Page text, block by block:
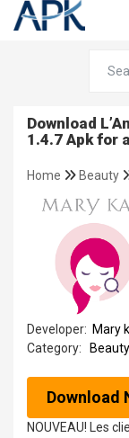
Download
1.4.7 Apk for
Home Beauty
Developer: Mary
Category:
Beauty
Download
NOUVEAU! Les